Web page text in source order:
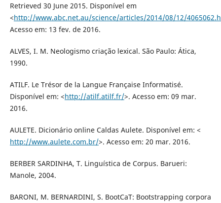
Retrieved 30 June 2015. Disponível em
<http://www.abc.net.au/science/articles/2014/08/12/
Acesso em: 13 fev. de 2016.
ALVES, I. M. Neologismo criação lexical. São Paulo: Ática,
1990.
ATILF. Le Trésor de la Langue Française Informatisé.
Disponível em: <http://atilf.atilf.fr/>. Acesso em: 09 mar.
2016.
AULETE. Dicionário online Caldas Aulete. Disponível em: <
http://www.aulete.com.br/>. Acesso em: 20 mar. 2016.
BERBER SARDINHA, T. Linguística de Corpus. Barueri:
Manole, 2004.
BARONI, M. BERNARDINI, S. BootCaT: Bootstrapping corpora